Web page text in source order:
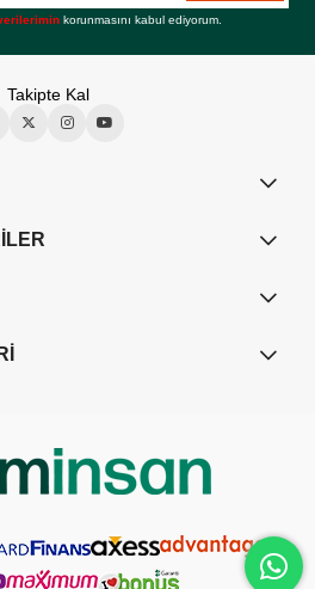
korunmasını kabul ediyorum.
Takipte Kal